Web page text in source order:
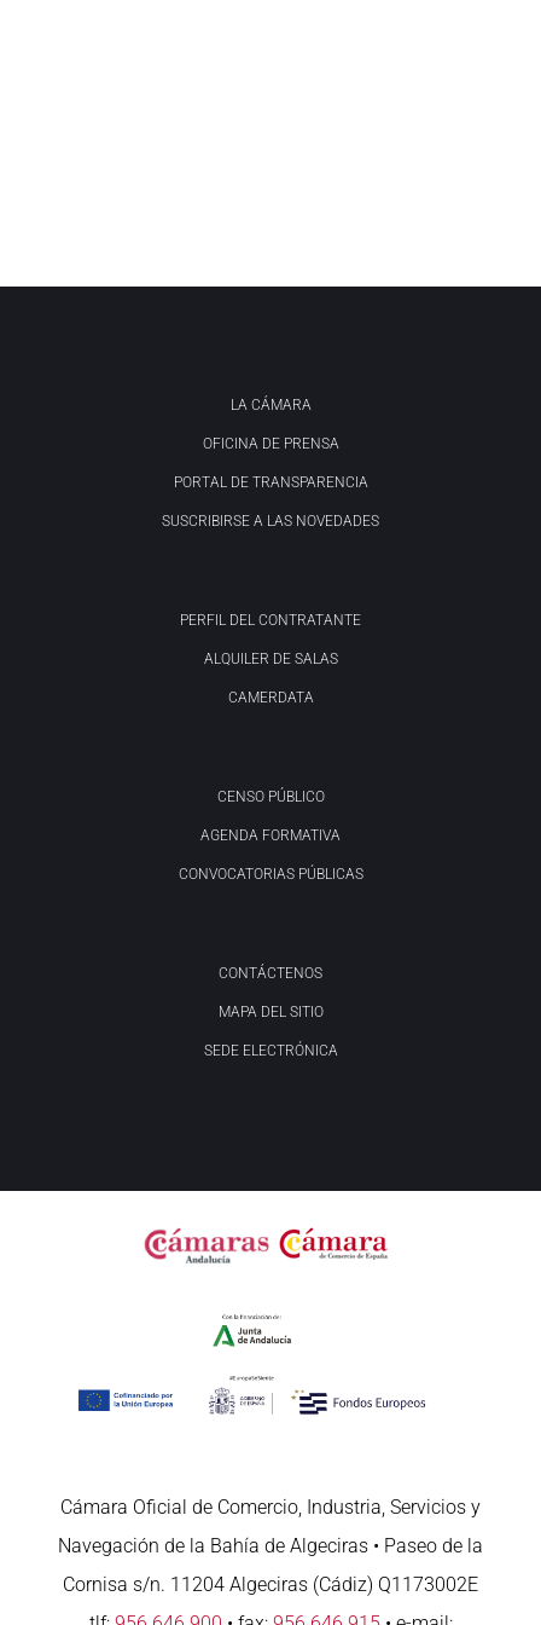
LA CÁMARA
OFICINA DE PRENSA
PORTAL DE TRANSPARENCIA
SUSCRIBIRSE A LAS NOVEDADES
PERFIL DEL CONTRATANTE
ALQUILER DE SALAS
CAMERDATA
CENSO PÚBLICO
AGENDA FORMATIVA
CONVOCATORIAS PÚBLICAS
CONTÁCTENOS
MAPA DEL SITIO
SEDE ELECTRÓNICA
Cámara Oficial de Comercio, Industria, Servicios y
Navegación de la Bahía de Algeciras • Paseo de la
Cornisa s/n. 11204 Algeciras (Cádiz) Q1173002E